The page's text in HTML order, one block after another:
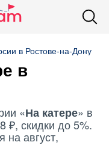
в Ростове-на-Дону
в
«На катере» в
₽, скидки до 5%.
на август,